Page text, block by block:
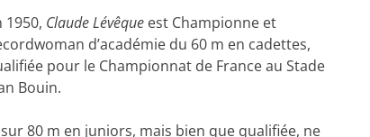
1950, Claude Lévêqueest Championne et
d’académie du 60 m en cadettes,
pour le Championnat de France au Stade
Bouin.
80 m en juniors, mais bien que qualifiée, ne